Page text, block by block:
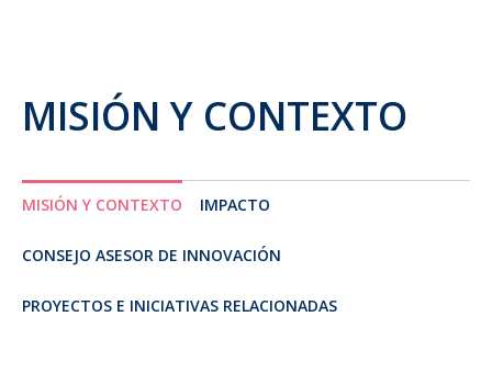
MISIÓN Y CONTEXTO
MISIÓN Y CONTEXTO IMPACTO
CONSEJO ASESOR DE INNOVACIÓN
PROYECTOS E INICIATIVAS RELACIONADAS